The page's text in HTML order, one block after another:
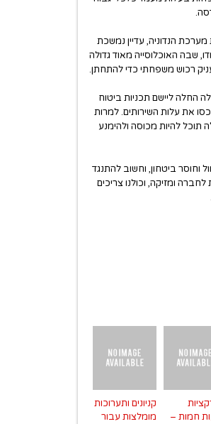
מערכת הנדוניה, עדיין נמשכת
שבה האוכלוסייה מאוד גדולה
רכוש משפחתי כדי להתחתן.
החלה ליישם תכניות ביטוח
את עלות השירותים. למרות
תוכל להיות מכוסה ולהימנע
וחוסר ביטחון, וחשוב להתנגד
ומזיקה, וכולנו צריכים
קניונים ותערוכות
מומלצות עבור
חמות –